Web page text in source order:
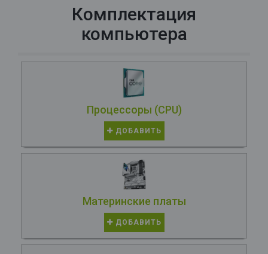
Комплектация
компьютера
Процессоры (CPU)
ДОБАВИТЬ
Материнские платы
ДОБАВИТЬ